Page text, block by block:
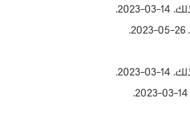
. 14-03-2023.
. 14-03-2023.
.